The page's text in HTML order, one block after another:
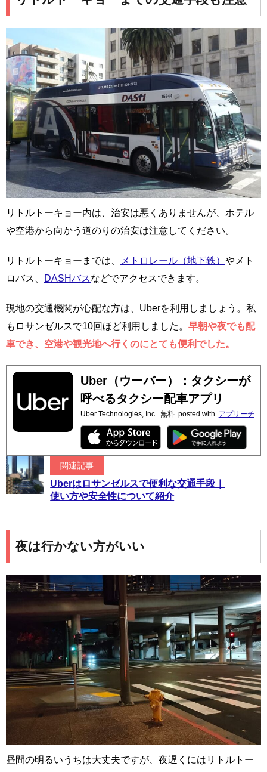
リトルトーキョー内は、治安は悪くありませんが、ホテル
や空港から向かう道のりの治安は注意してください。
リトルトーキョーまでは、 メトロレール（地下鉄） やメト
ロバス、
DASHバスなどでアクセスできます。
現地の交通機関が心配な方は、Uberを利用しましょう。私
もロサンゼルスで10回ほど利用しました。 早朝や夜でも配
車でき、空港や観光地へ行くのにとても便利でした。
Uber（ウーバー）：タクシーが
呼べるタクシー配車アプリ
Uber Technologies, Inc. 無料 posted with アプリーチ
関連記事
Uberはロサンゼルスで便利な交通手段｜
使い方や安全性について紹介
夜は行かない方がいい
昼間の明るいうちは大丈夫ですが、夜遅くにはリトルトー